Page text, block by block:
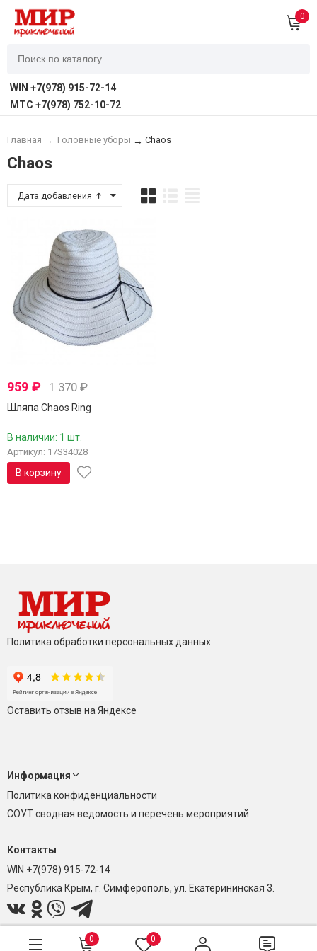
0
WIN +7(978) 915-72-14
MTC +7(978) 752-10-72
Главная → Головные уборы → Chaos
Chaos
Дата добавления
959 ₽ 1 370₽
Шляпа Chaos Ring
В наличии: 1 шт.
Артикул: 17S34028
В корзину
Политика обработки персональных данных
Оставить отзыв на Яндексе
Информация
Политика конфиденциальности
СОУТ сводная ведомость и перечень мероприятий
Контакты
WIN +7(978) 915-72-14
Республика Крым, г. Симферополь, ул. Екатерининская 3.
0 0